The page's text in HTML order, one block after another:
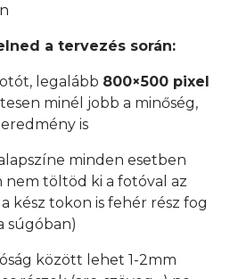
a tervezés során:
legalább 800×500 pixel
minél jobb a minőség,
is
minden esetben
töltöd ki a fotóval az
kész tokon is fehér rész fog
súgóban)
között lehet 1-2mm